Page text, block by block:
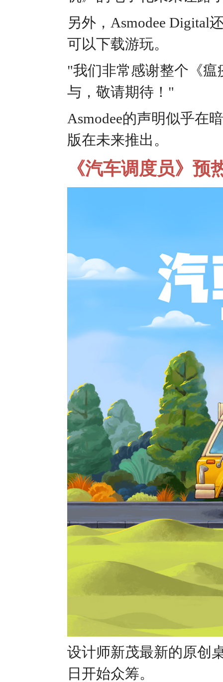
另外，Asmodee Digital
可以下载游玩。
"我们非常感谢整个《
与，敬请期待！"
Asmodee的声明似乎在
版在未来推出。
《汽车调度员》预
设计师新茂最新的原创
日开始众筹。